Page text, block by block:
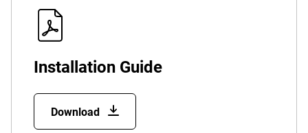
Installation Guide
Download